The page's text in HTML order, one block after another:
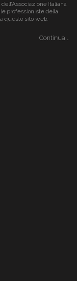
Italiana
professioniste della
questo sito web,
Continua...